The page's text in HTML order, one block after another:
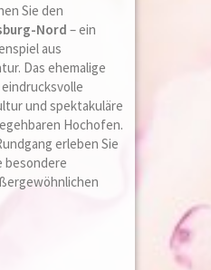
Sie den
Nord – ein
aus
Das ehemalige
und spektakuläre
Hochofen.
erleben Sie
besondere